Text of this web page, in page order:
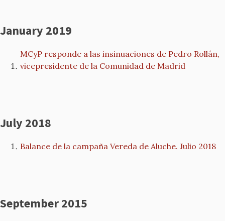
January 2019
MCyP responde a las insinuaciones de Pedro Rollán,
vicepresidente de la Comunidad de Madrid
July 2018
Balance de la campaña Vereda de Aluche. Julio 2018
September 2015